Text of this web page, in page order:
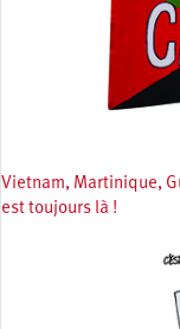
Vietnam, Martinique,
est toujours là !